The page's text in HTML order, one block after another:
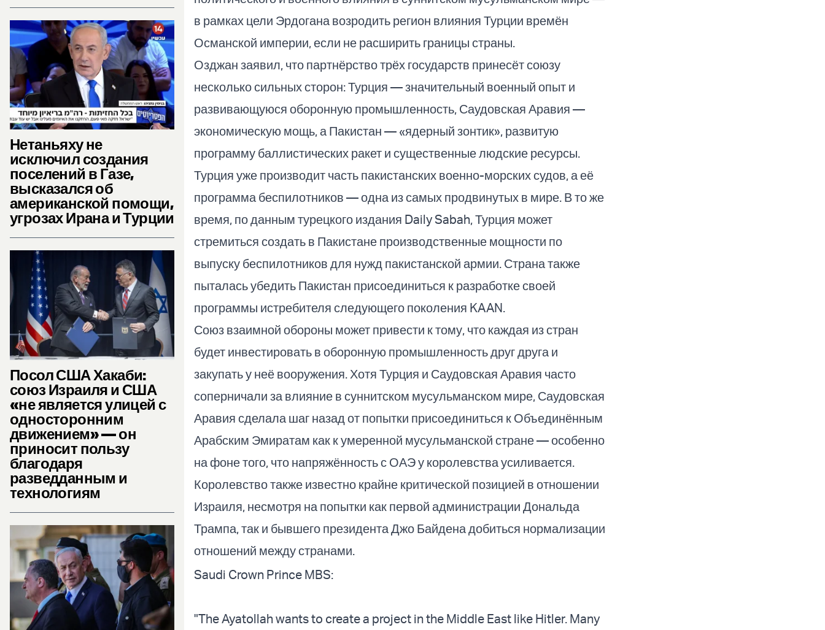
Нетаньяху не
исключил создания
поселений в Газе,
высказался об
американской помощи,
угрозах Ирана и Турции
Посол США Хакаби:
союз Израиля и США
«не является улицей с
односторонним
движением» — он
приносит пользу
благодаря
разведданным и
технологиям
в рамках цели Эрдогана возродить регион влияния Турции времён
Османской империи, если не расширить границы страны.
Озджан заявил, что партнёрство трёх государств принесёт союзу
несколько сильных сторон: Турция — значительный военный опыт и
развивающуюся оборонную промышленность, Саудовская Аравия —
экономическую мощь, а Пакистан — «ядерный зонтик», развитую
программу баллистических ракет и существенные людские ресурсы.
Турция уже производит часть пакистанских военно-морских судов, а её
программа беспилотников — одна из самых продвинутых в мире. В то же
время, по данным турецкого издания Daily Sabah, Турция может
стремиться создать в Пакистане производственные мощности по
выпуску беспилотников для нужд пакистанской армии. Страна также
пыталась убедить Пакистан присоединиться к разработке своей
программы истребителя следующего поколения KAAN.
Союз взаимной обороны может привести к тому, что каждая из стран
будет инвестировать в оборонную промышленность друг друга и
закупать у неё вооружения. Хотя Турция и Саудовская Аравия часто
соперничали за влияние в суннитском мусульманском мире, Саудовская
Аравия сделала шаг назад от попытки присоединиться к Объединённым
Арабским Эмиратам как к умеренной мусульманской стране — особенно
на фоне того, что напряжённость с ОАЭ у королевства усиливается.
Королевство также известно крайне критической позицией в отношении
Израиля, несмотря на попытки как первой администрации Дональда
Трампа, так и бывшего президента Джо Байдена добиться нормализации
отношений между странами.
Saudi Crown Prince MBS:
"The Ayatollah wants to create a project in the Middle East like Hitler. Many